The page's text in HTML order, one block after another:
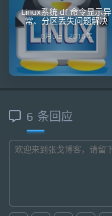
Linux系统 df 命令显示异
常、分区丢失问题解决
8月6日 · 2016年
6 条回应